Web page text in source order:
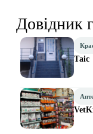
Довідник
Таіс